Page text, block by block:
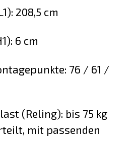
208,5 cm
6 cm
76 / 61 /
(Reling): bis 75 kg
mit passenden